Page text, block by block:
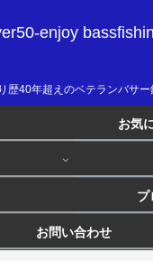
enjoy
歴40年超えのベテランバサー
お気
プ
お問い合わせ